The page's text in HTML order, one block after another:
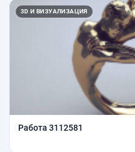
3D И ВИЗУАЛИЗАЦИЯ
Работа 3112581